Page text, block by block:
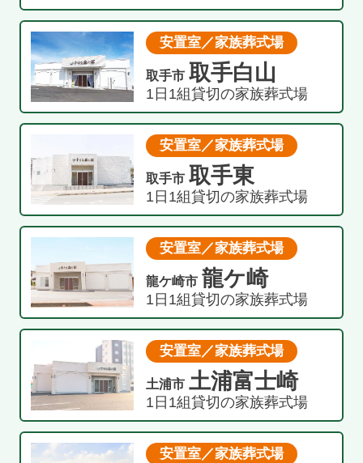
安置室／家族葬式場
取手市 取手白山
1日1組貸切の家族葬式場
安置室／家族葬式場
取手市 取手東
1日1組貸切の家族葬式場
安置室／家族葬式場
龍ケ崎市 龍ケ崎
1日1組貸切の家族葬式場
安置室／家族葬式場
土浦市 土浦富士崎
1日1組貸切の家族葬式場
安置室／家族葬式場